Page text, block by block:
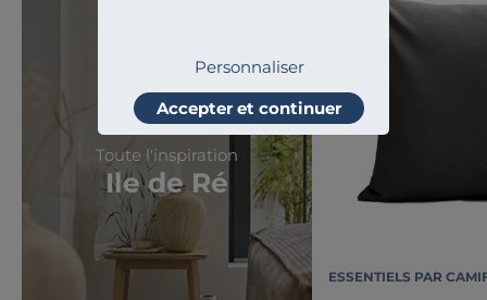
Personnaliser
Accepter et continuer
Toute l'inspiration
Ile de Ré
ESSENTIELS PAR